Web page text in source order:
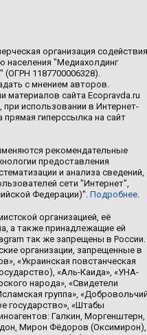
организация содействия
"Медиахолдинг
(ОГРН 1187700006328).
с мнением авторов.
материалов сайта Ecopravda.ru
при использовании в Интернет-
прямая гиперссылка на сайт
рекомендательные
предоставления
и анализа сведений,
сети "Интернет",
Федерации)". Подробнее.
организацией, её
а также принадлежащие ей
так же запрещены в России.
организации, запрещенные в
«Украинская повстанческая
«Аль-Каида», «УНА-
народа», «Свидетели
группа»,
государство», «Штабы
Галкин, Моргенштерн,
Мирон Фёдоров (Оксимирон),